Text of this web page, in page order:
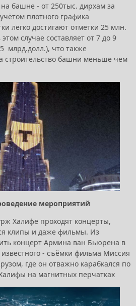
башне - от 250тыс. дирхам за
плотного графика
легко достигают отметки 25 млн.
случае составляет от 7 до 9
млрд.долл.), что также
строительство башни меньше чем
мероприятий
Халифе проходят концерты,
клипы и даже фильмы. Из
концерт Армина ван Бьюрена в
известного - съёмки фильма Миссия
где он отважно карабкался по
на магнитных перчатках